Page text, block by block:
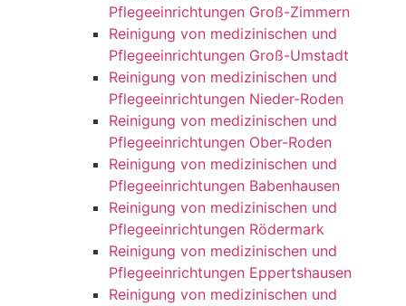
Pflegeeinrichtungen Groß-Zimmern
Reinigung von medizinischen und
Pflegeeinrichtungen Groß-Umstadt
Reinigung von medizinischen und
Pflegeeinrichtungen Nieder-Roden
Reinigung von medizinischen und
Pflegeeinrichtungen Ober-Roden
Reinigung von medizinischen und
Pflegeeinrichtungen Babenhausen
Reinigung von medizinischen und
Pflegeeinrichtungen Rödermark
Reinigung von medizinischen und
Pflegeeinrichtungen Eppertshausen
Reinigung von medizinischen und